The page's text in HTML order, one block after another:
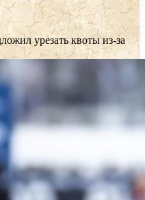
урезать квоты из-за